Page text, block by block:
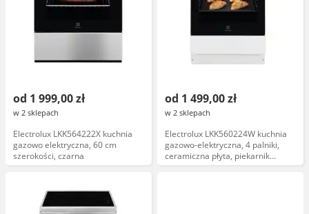
od 1 999,00 zł
w 2 sklepach
Electrolux LKK564222X kuchnia
gazowo elektryczna, 60 cm
szerokości, czarna
od 1 499,00 zł
w 2 sklepach
Electrolux LKK560224W kuchnia
gazowo-elektryczna, 4 palniki,
ceramiczna płyta, piekarnik
elektryczny, biały